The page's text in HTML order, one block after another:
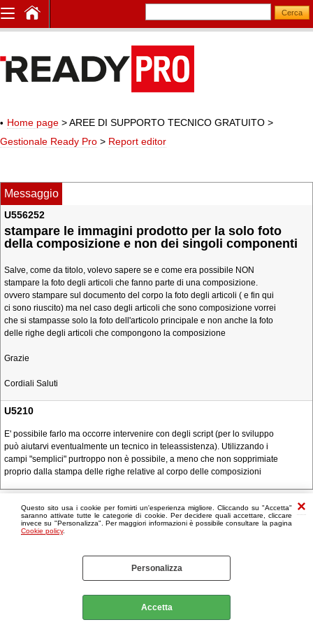
Questo sito usa i cookie per fornirti un'esperienza migliore. Cliccando su "Accetta"
saranno attivate tutte le categorie di cookie. Per decidere quali accettare, cliccare
invece su "Personalizza". Per maggiori informazioni è possibile consultare la pagina
Cookie policy.
Personalizza
Accetta
Home page > AREE DI SUPPORTO TECNICO GRATUITO >
Gestionale Ready Pro > Report editor
Messaggio
U556252
stampare le immagini prodotto per la solo foto
della composizione e non dei singoli componenti
Salve, come da titolo, volevo sapere se e come era possibile NON
stampare la foto degli articoli che fanno parte di una composizione.
ovvero stampare sul documento del corpo la foto degli articoli ( e fin qui
ci sono riuscito) ma nel caso degli articoli che sono composizione vorrei
che si stampasse solo la foto dell'articolo principale e non anche la foto
delle righe degli articoli che compongono la composizione
Grazie
Cordiali Saluti
U5210
E' possibile farlo ma occorre intervenire con degli script (per lo sviluppo
può aiutarvi eventualmente un tecnico in teleassistenza). Utilizzando i
campi "semplici" purtroppo non è possibile, a meno che non sopprimiate
proprio dalla stampa delle righe relative al corpo delle composizioni